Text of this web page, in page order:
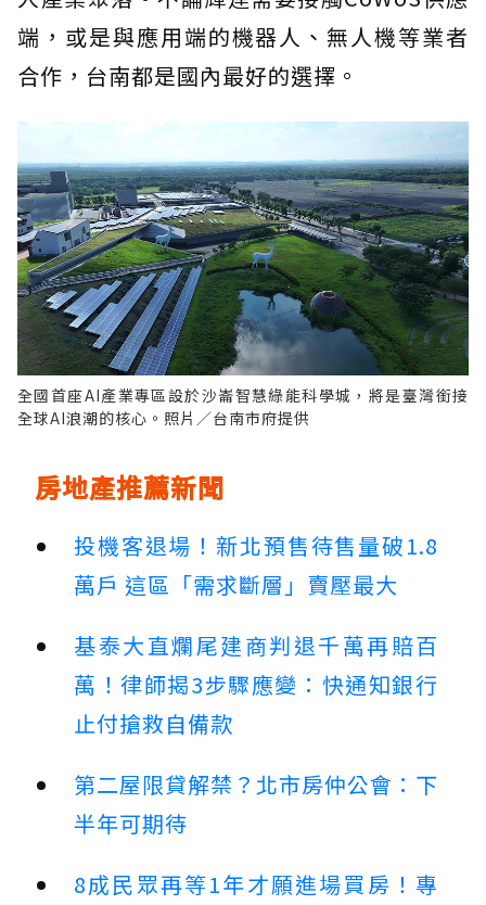
端，或是與應用端的機器人、無人機等業者
合作，台南都是國內最好的選擇。
全國首座AI產業專區設於沙崙智慧綠能科學城，將是臺灣銜接
全球AI浪潮的核心。照片／台南市府提供
房地產推薦新聞
投機客退場！新北預售待售量破1.8
萬戶 這區「需求斷層」賣壓最大
基泰大直爛尾建商判退千萬再賠百
萬！律師揭3步驟應變：快通知銀行
止付搶救自備款
第二屋限貸解禁？北市房仲公會：下
半年可期待
8成民眾再等1年才願進場買房！專